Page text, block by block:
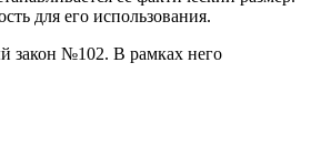
для его использования.
закон №102. В рамках него